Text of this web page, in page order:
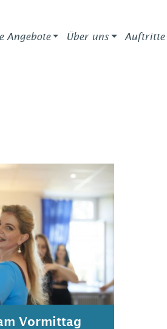
Angebote Über uns Auftritte
Vormittag